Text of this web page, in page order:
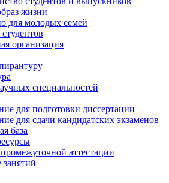
жизни
для молодых семей
организация
специальностей
для подготовки диссертации
для сдачи кандидатских экзаменов
база
промежуточной аттестации
занятий